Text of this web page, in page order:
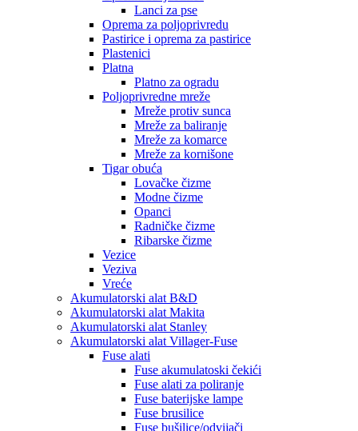
Lanci za pse
Oprema za poljoprivredu
Pastirice i oprema za pastirice
Plastenici
Platna
Platno za ogradu
Poljoprivredne mreže
Mreže protiv sunca
Mreže za baliranje
Mreže za komarce
Mreže za kornišone
Tigar obuća
Lovačke čizme
Modne čizme
Opanci
Radničke čizme
Ribarske čizme
Vezice
Veziva
Vreće
Akumulatorski alat B&D
Akumulatorski alat Makita
Akumulatorski alat Stanley
Akumulatorski alat Villager-Fuse
Fuse alati
Fuse akumulatoski čekići
Fuse alati za poliranje
Fuse baterijske lampe
Fuse brusilice
Fuse bušilice/odvijači